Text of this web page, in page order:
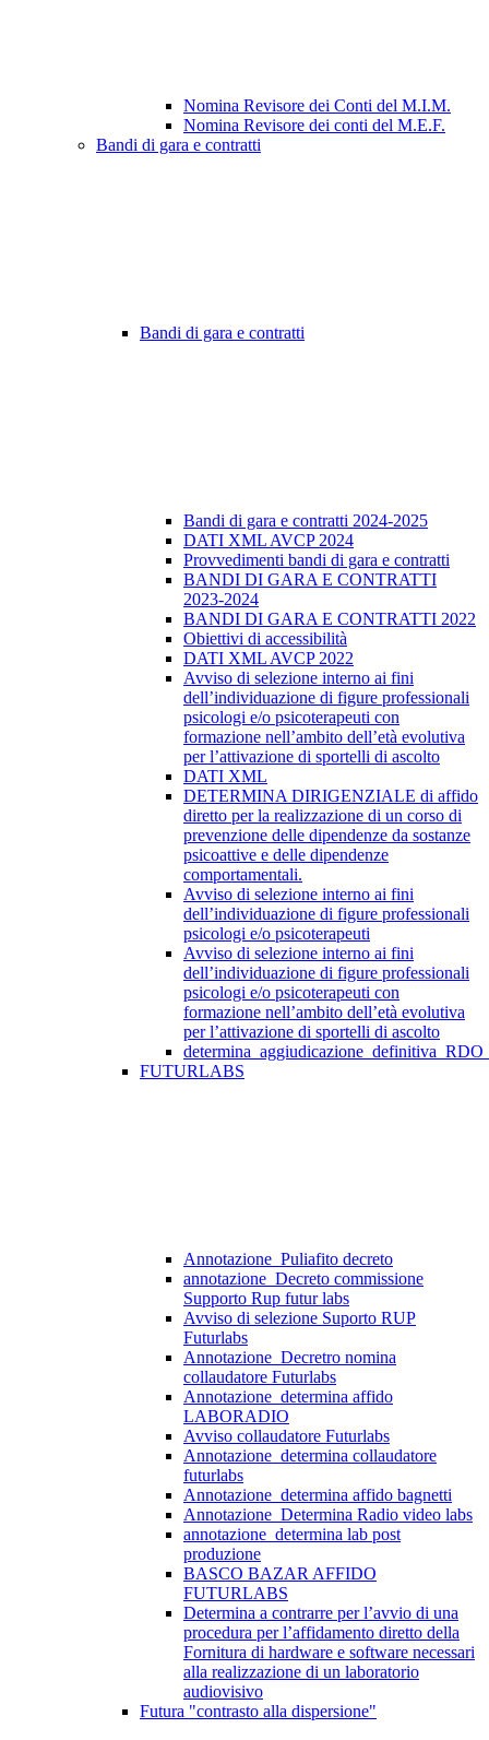
Nomina Revisore dei Conti del M.I.M.
Nomina Revisore dei conti del M.E.F.
Bandi di gara e contratti
Bandi di gara e contratti
Bandi di gara e contratti 2024-2025
DATI XML AVCP 2024
Provvedimenti bandi di gara e contratti
BANDI DI GARA E CONTRATTI
2023-2024
BANDI DI GARA E CONTRATTI 2022
Obiettivi di accessibilità
DATI XML AVCP 2022
Avviso di selezione interno ai fini
dell’individuazione di figure professionali
psicologi e/o psicoterapeuti con
formazione nell’ambito dell’età evolutiva
per l’attivazione di sportelli di ascolto
DATI XML
DETERMINA DIRIGENZIALE di affido
diretto per la realizzazione di un corso di
prevenzione delle dipendenze da sostanze
psicoattive e delle dipendenze
comportamentali.
Avviso di selezione interno ai fini
dell’individuazione di figure professionali
psicologi e/o psicoterapeuti
Avviso di selezione interno ai fini
dell’individuazione di figure professionali
psicologi e/o psicoterapeuti con
formazione nell’ambito dell’età evolutiva
per l’attivazione di sportelli di ascolto
FUTURLABS
Annotazione_Puliafito decreto
annotazione_Decreto commissione
Supporto Rup futur labs
Avviso di selezione Suporto RUP
Futurlabs
Annotazione_Decretro nomina
collaudatore Futurlabs
Annotazione_determina affido
LABORADIO
Avviso collaudatore Futurlabs
Annotazione_determina collaudatore
futurlabs
Annotazione_determina affido bagnetti
Annotazione_Determina Radio video labs
annotazione_determina lab post
produzione
BASCO BAZAR AFFIDO
FUTURLABS
Determina a contrarre per l’avvio di una
procedura per l’affidamento diretto della
Fornitura di hardware e software necessari
alla realizzazione di un laboratorio
audiovisivo
Futura "contrasto alla dispersione"